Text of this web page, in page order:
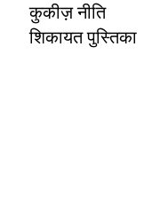
कुकीज़ नीति
शिकायत पुस्तिका